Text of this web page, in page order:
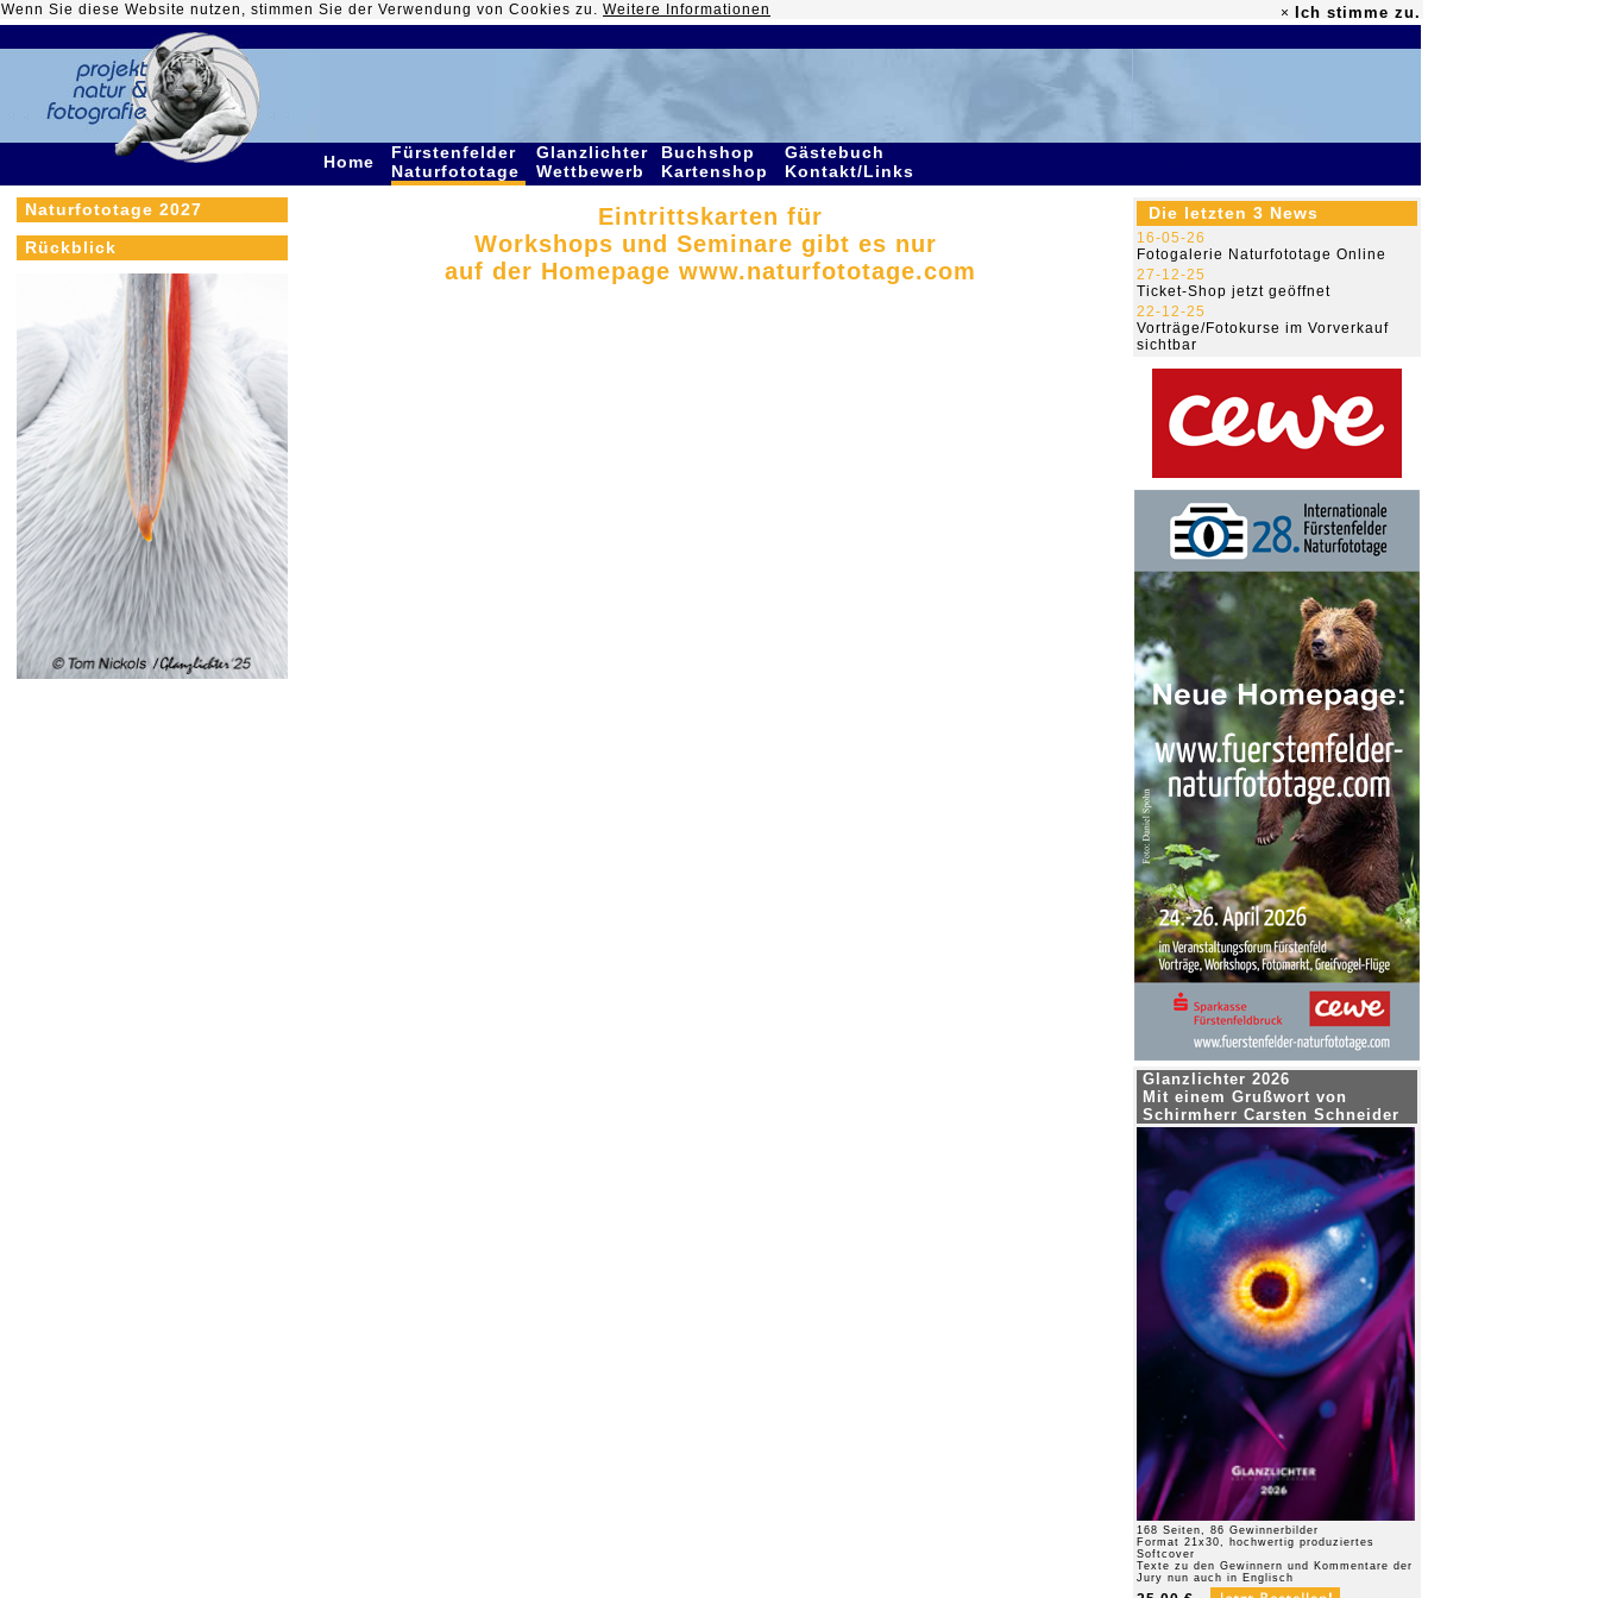
Wenn Sie diese Website nutzen, stimmen Sie der Verwendung von Cookies zu. Weitere Informationen × Ich stimme zu.
Home
Fürstenfelder
Naturfototage
Glanzlichter
Wettbewerb
Buchshop
Kartenshop
Gästebuch
Kontakt/Links
Naturfototage 2027
Rückblick
Eintrittskarten für
Workshops und Seminare gibt es nur
auf der Homepage www.naturfototage.com
Die letzten 3 News
16-05-26
Fotogalerie Naturfototage Online
27-12-25
Ticket-Shop jetzt geöffnet
22-12-25
Vorträge/Fotokurse im Vorverkauf
sichtbar
Glanzlichter 2026
Mit einem Grußwort von
Schirmherr Carsten Schneider
168 Seiten, 86 Gewinnerbilder
Format 21x30, hochwertig produziertes
Softcover
Texte zu den Gewinnern und Kommentare der
Jury nun auch in Englisch